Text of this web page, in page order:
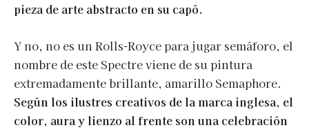
pieza de arte abstracto en su capó.
Y no, no es un Rolls-Royce para jugar semáforo, el
nombre de este Spectre viene de su pintura
extremadamente brillante, amarillo Semaphore.
Según los ilustres creativos de la marca inglesa, el
color, aura y lienzo al frente son una celebración